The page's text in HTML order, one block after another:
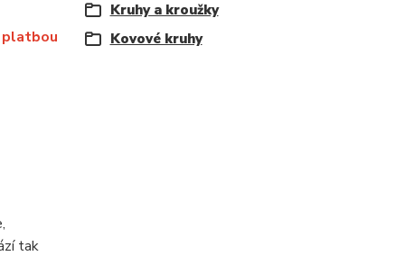
platbou
tak
Kruhy a kroužky
Kovové kruhy